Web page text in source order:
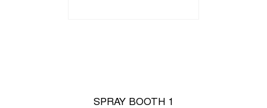
SPRAY BOOTH 1